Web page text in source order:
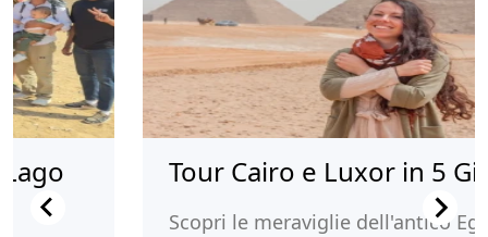
Tour Cairo e Luxor in 5
Scopri le meraviglie dell'antico